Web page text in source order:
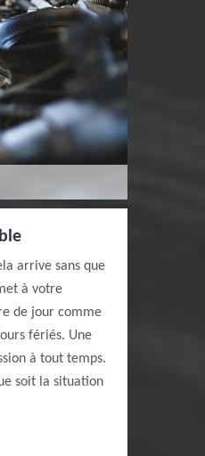
arrive sans que
à votre
de jour comme
fériés. Une
à tout temps.
soit la situation